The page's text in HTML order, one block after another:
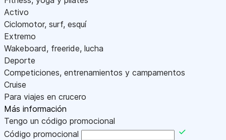
Activo
Ciclomotor, surf, esquí
Extremo
Wakeboard, freeride, lucha
Deporte
Competiciones, entrenamientos y campamentos
Cruise
Para viajes en crucero
Más información
Tengo un código promocional
Código promocional